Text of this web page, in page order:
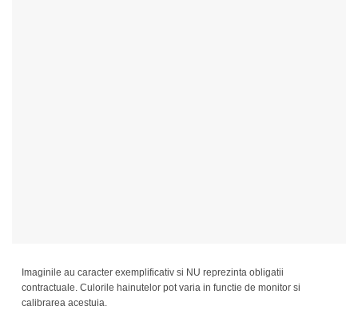
Imaginile au caracter exemplificativ si NU reprezinta obligatii
contractuale. Culorile hainutelor pot varia in functie de monitor si
calibrarea acestuia.